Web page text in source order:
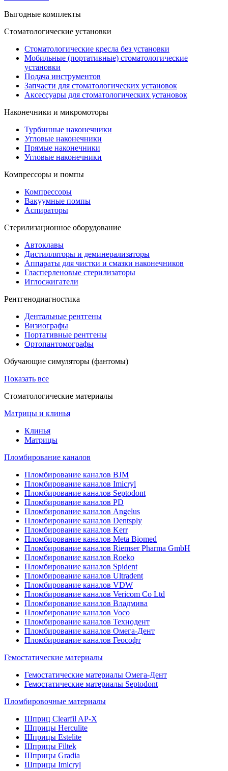
Выгодные комплекты
Стоматологические установки
Стоматологические кресла без установки
Мобильные (портативные) стоматологические
установки
Подача инструментов
Запчасти для стоматологических установок
Аксессуары для стоматологических установок
Наконечники и микромоторы
Турбинные наконечники
Угловые наконечники
Прямые наконечники
Угловые наконечники
Компрессоры и помпы
Компрессоры
Вакуумные помпы
Аспираторы
Стерилизационное оборудование
Автоклавы
Дистилляторы и деминерализаторы
Аппараты для чистки и смазки наконечников
Гласперленовые стерилизаторы
Иглосжигатели
Рентгенодиагностика
Дентальные рентгены
Визиографы
Портативные рентгены
Ортопантомографы
Обучающие симуляторы (фантомы)
Показать все
Стоматологические материалы
Матрицы и клинья
Клинья
Матрицы
Пломбирование каналов
Пломбирование каналов BJM
Пломбирование каналов Imicryl
Пломбирование каналов Septodont
Пломбирование каналов PD
Пломбирование каналов Angelus
Пломбирование каналов Dentsply
Пломбирование каналов Kerr
Пломбирование каналов Meta Biomed
Пломбирование каналов Riemser Pharma GmbH
Пломбирование каналов Roeko
Пломбирование каналов Spident
Пломбирование каналов Ultradent
Пломбирование каналов VDW
Пломбирование каналов Vericom Co Ltd
Пломбирование каналов Владмива
Пломбирование каналов Voco
Пломбирование каналов Технодент
Пломбирование каналов Омега-Дент
Пломбирование каналов Геософт
Гемостатические материалы
Гемостатические материалы Омега-Дент
Гемостатические материалы Septodont
Пломбировочные материалы
Шприц Clearfil AP-X
Шприцы Herculite
Шприцы Estelite
Шприцы Filtek
Шприцы Gradia
Шприцы Imicryl